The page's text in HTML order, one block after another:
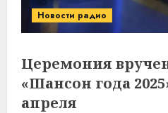
Новости радио
Церемония
«Шансон года
апреля